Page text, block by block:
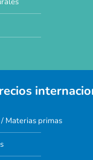
Materias primas